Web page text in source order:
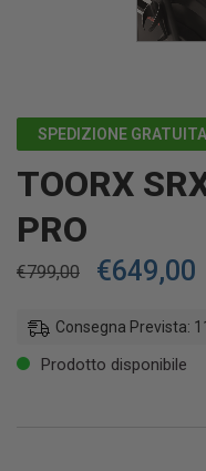
SPEDIZIONE GRATUITA
TOORX
PRO
€799,00 €649,00
Consegna Prevista:
Prodotto disponibile